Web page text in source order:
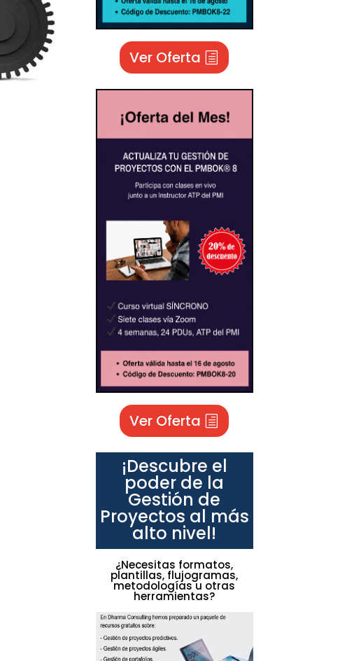
Ver Oferta
Ver Oferta
¡Descubre el
poder de la
Gestión de
Proyectos al más
alto nivel!
¿Necesitas formatos,
plantillas, flujogramas,
metodologías u otras
herramientas?